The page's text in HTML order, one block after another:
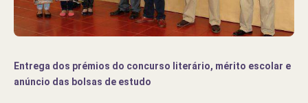
Entrega dos prémios do concurso literário, mérito escolar e
anúncio das bolsas de estudo